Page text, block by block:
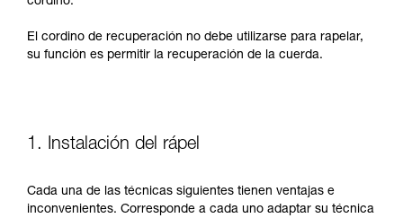
El cordino de recuperación no debe utilizarse para rapelar,
su función es permitir la recuperación de la cuerda.
1. Instalación del rápel
Cada una de las técnicas siguientes tienen ventajas e
inconvenientes. Corresponde a cada uno adaptar su técnica